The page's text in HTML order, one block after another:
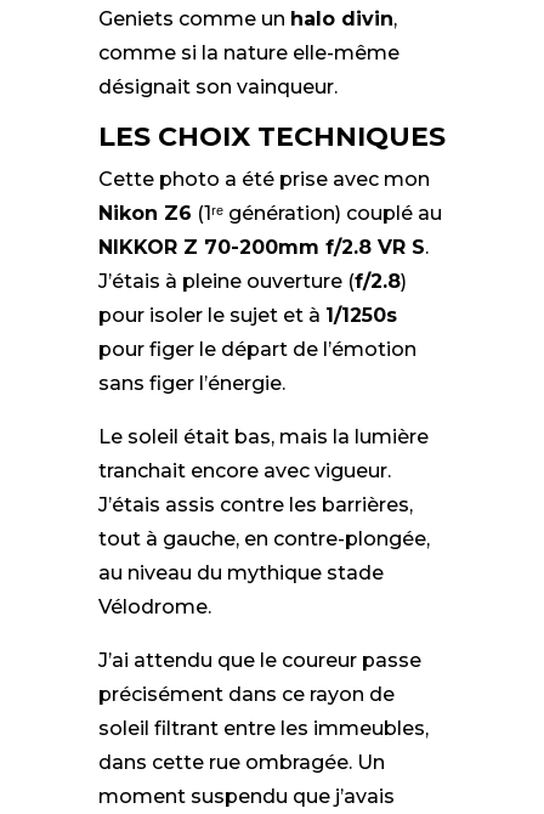
Geniets comme un halo divin,
comme si la nature elle-même
désignait son vainqueur.
LES CHOIX TECHNIQUES
Cette photo a été prise avec mon
Nikon Z6 (1ʳᵉ génération) couplé au
NIKKOR Z 70-200mm f/2.8 VR S.
J’étais à pleine ouverture (f/2.8)
pour isoler le sujet et à 1/1250s
pour figer le départ de l’émotion
sans figer l’énergie.
Le soleil était bas, mais la lumière
tranchait encore avec vigueur.
J’étais assis contre les barrières,
tout à gauche, en contre-plongée,
au niveau du mythique stade
Vélodrome.
J’ai attendu que le coureur passe
précisément dans ce rayon de
soleil filtrant entre les immeubles,
dans cette rue ombragée. Un
moment suspendu que j’avais